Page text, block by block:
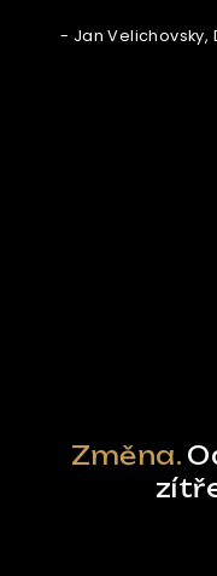
- Jan Velichovsky,
Změna.